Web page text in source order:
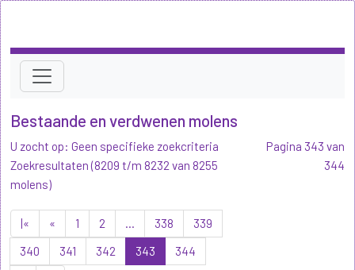
Bestaande en verdwenen molens
U zocht op: Geen specifieke zoekcriteria
Zoekresultaten (8209 t/m 8232 van 8255
molens)
|« « 1 2 ... 338
339
340
341 342 343
344
Pagina 343 van
344